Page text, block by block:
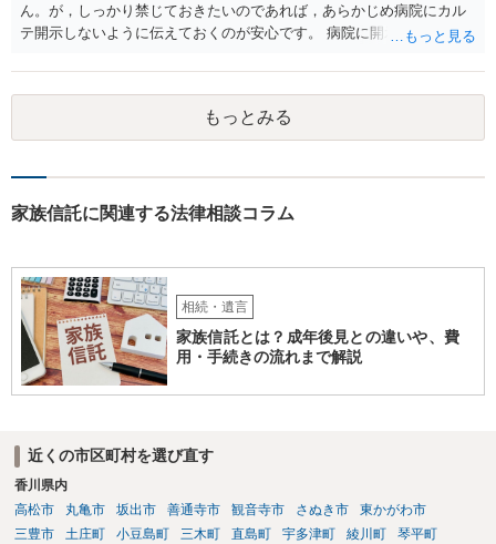
ん。が，しっかり禁じておきたいのであれば，あらかじめ病院にカル
テ開示しないように伝えておくのが安心です。 病院に開示しないよう
可能性は低いのでコストパフォーマンスとしてはどうかなという感じ
がします。
もっとみる
家族信託に関連する法律相談コラム
相続・遺言
家族信託とは？成年後見との違いや、費
用・手続きの流れまで解説
近くの市区町村を選び直す
香川県内
高松市
丸亀市 坂出市 善通寺市 観音寺市 さぬき市
東かがわ市
三豊市
土庄町 小豆島町 三木町 直島町 宇多津町 綾川町
琴平町